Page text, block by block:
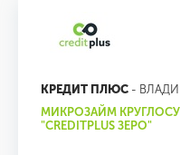
КРЕДИТ ПЛЮС -
МИКРОЗАЙМ
"CREDITPLUS ЗЕРО"